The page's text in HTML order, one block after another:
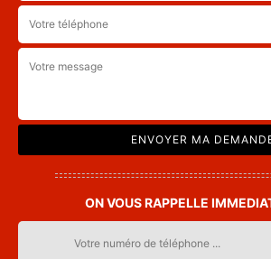
ON VOUS RAPPELLE